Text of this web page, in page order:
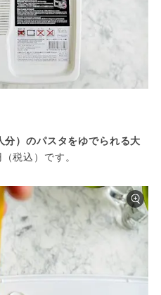
）のパスタをゆでられる大
税込）です。